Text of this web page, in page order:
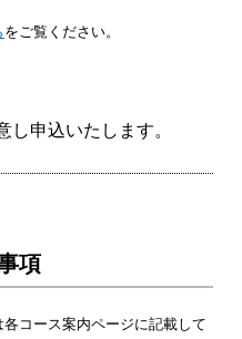
をご覧ください。
申込いたします。
項
コース案内ページに記載して